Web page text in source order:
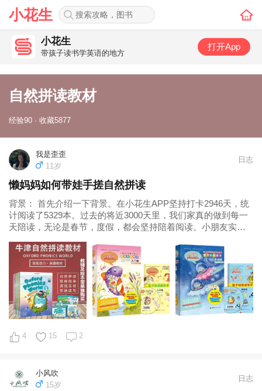
小花生
小花生
带孩子读书学英语的地方
打开App
自然拼读教材
经验90 · 收藏5877
我是歪歪
11岁
日志
懒妈妈如何带娃手搓自然拼读
背景： 首先介绍一下背景。在小花生APP坚持打卡2946天，统
计阅读了5329本。过去的将近3000天里，我们家真的做到每一
天陪读，无论是春节，度假，都会坚持陪着阅读。小朋友实际
4 15 2
小风吹
15岁
日志